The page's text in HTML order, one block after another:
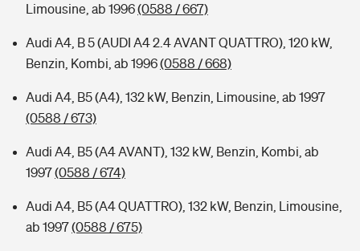
Limousine, ab 1996(0588 / 667)
Audi A4, B 5 (AUDI A4 2.4 AVANT QUATTRO), 120 kW,
Benzin, Kombi, ab 1996(0588 / 668)
Audi A4, B5 (A4), 132 kW, Benzin, Limousine, ab 1997
(0588 / 673)
Audi A4, B5 (A4 AVANT), 132 kW, Benzin, Kombi, ab
1997(0588 / 674)
Audi A4, B5 (A4 QUATTRO), 132 kW, Benzin, Limousine,
ab 1997(0588 / 675)